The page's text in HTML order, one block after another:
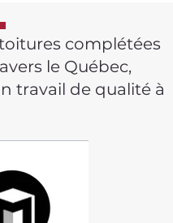
complétées
le Québec,
travail de qualité à